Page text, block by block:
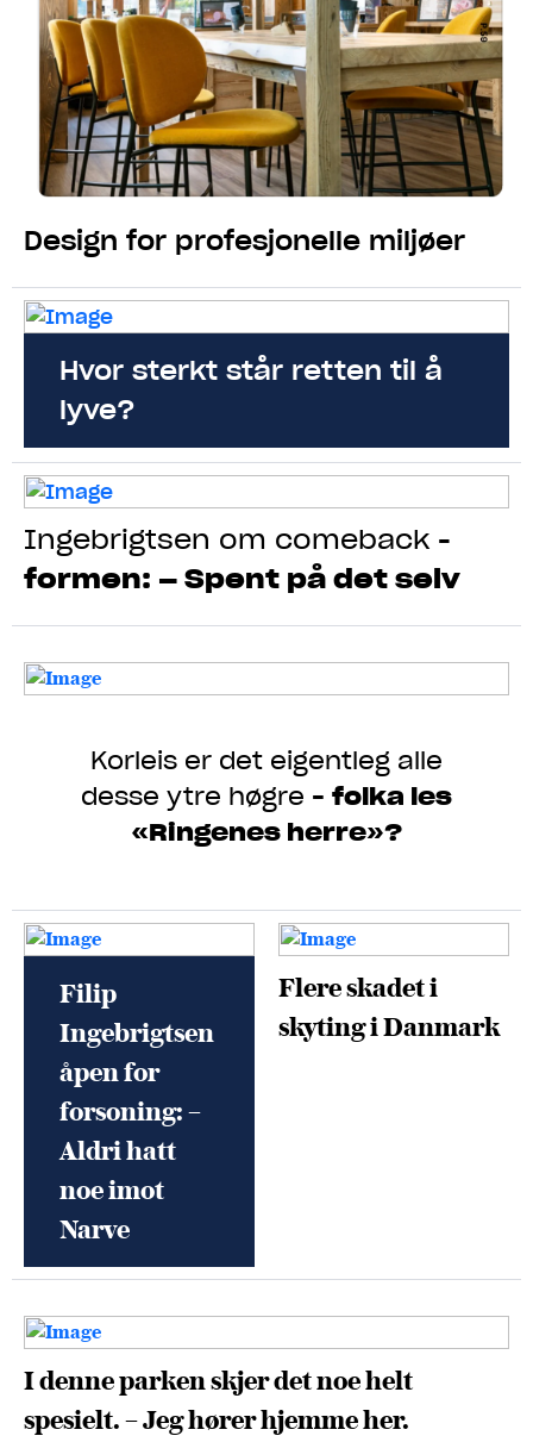
Design for profesjonelle miljøer
Hvor sterkt står retten til å
lyve?
Ingebrigtsen om comeback -
formen: – Spent på det selv
Korleis er det eigentleg alle
desse ytre høgre - folka les
«Ringenes herre»?
Filip
Ingebrigtsen
åpen for
forsoning: –
Aldri hatt
noe imot
Narve
Flere skadet i
skyting i Danmark
I denne parken skjer det noe helt
spesielt. – Jeg hører hjemme her.